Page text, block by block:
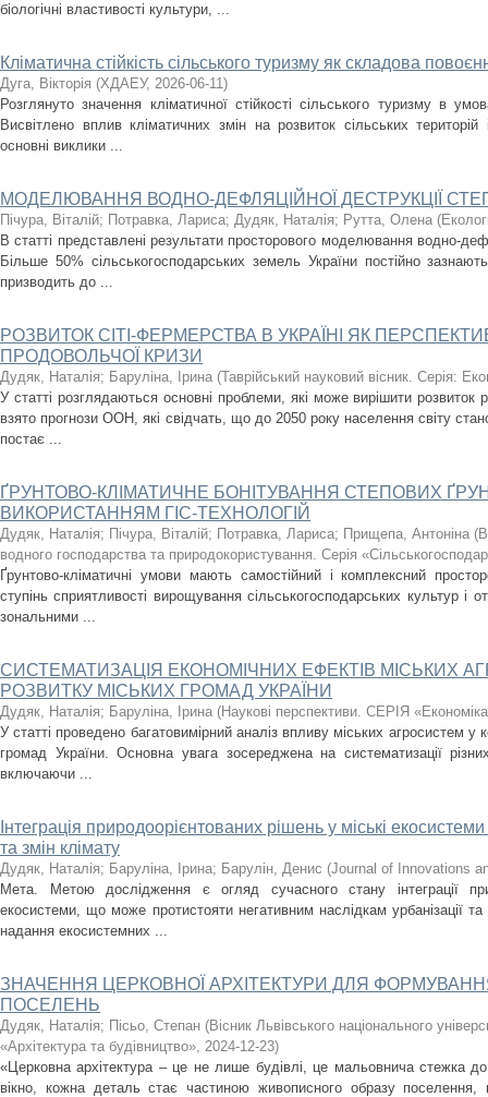
біологічні властивості культури, ...
Кліматична стійкість сільського туризму як складова
Дуга, Вікторія (ХДАЕУ, 2026-06-11)
Розглянуто значення кліматичної стійкості сільського туризму в
Висвітлено вплив кліматичних змін на розвиток сільських територій
основні виклики ...
МОДЕЛЮВАННЯ ВОДНО-ДЕФЛЯЦІЙНОЇ ДЕСТРУКЦІЇ
Пічура, Віталій; Потравка, Лариса; Дудяк, Наталія; Рутта, Олена (
В статті представлені результати просторового моделювання водно-
Більше 50% сільськогосподарських земель України постійно
призводить до ...
РОЗВИТОК СІТІ-ФЕРМЕРСТВА В УКРАЇНІ ЯК
ПРОДОВОЛЬЧОЇ КРИЗИ
Дудяк, Наталія; Баруліна, Ірина (Таврійський науковий вісник. Серія:
У статті розглядаються основні проблеми, які може вирішити розвиток
взято прогнози ООН, які свідчать, що до 2050 року населення світу
постає ...
ҐРУНТОВО-КЛІМАТИЧНЕ БОНІТУВАННЯ СТЕПОВИХ
ВИКОРИСТАННЯМ ГІС-ТЕХНОЛОГІЙ
Дудяк, Наталія; Пічура, Віталій; Потравка, Лариса; Прищепа, Антоніна (
водного господарства та природокористування. Серія
Ґрунтово-кліматичні умови мають самостійний і комплексний
ступінь сприятливості вирощування сільськогосподарських культур і
зональними ...
СИСТЕМАТИЗАЦІЯ ЕКОНОМІЧНИХ ЕФЕКТІВ МІСЬКИХ
РОЗВИТКУ МІСЬКИХ ГРОМАД УКРАЇНИ
Дудяк, Наталія; Баруліна, Ірина (Наукові перспективи. СЕРІЯ
У статті проведено багатовимірний аналіз впливу міських агросистем у
громад України. Основна увага зосереджена на систематизації
включаючи ...
Інтеграція природоорієнтованих рішень у міські
та змін клімату
Дудяк, Наталія; Баруліна, Ірина; Барулін, Денис (Journal of Innovations
Мета. Метою дослідження є огляд сучасного стану інтеграції
екосистеми, що може протистояти негативним наслідкам урбанізації та
надання екосистемних ...
ЗНАЧЕННЯ ЦЕРКОВНОЇ АРХІТЕКТУРИ ДЛЯ
ПОСЕЛЕНЬ
Дудяк, Наталія; Пісьо, Степан (Вісник Львівського національного
«Архітектура та будівництво», 2024-12-23)
«Церковна архітектура – це не лише будівлі, це мальовнича стежка
вікно, кожна деталь стає частиною живописного образу поселення,